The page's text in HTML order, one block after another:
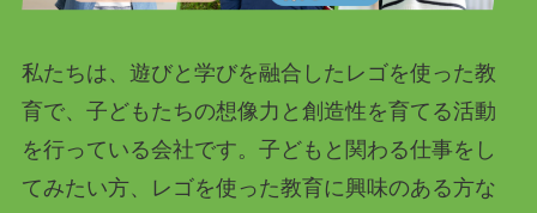
私たちは、遊びと学びを融合したレゴを使った教
育で、子どもたちの想像力と創造性を育てる活動
を行っている会社です。子どもと関わる仕事をし
てみたい方、レゴを使った教育に興味のある方な